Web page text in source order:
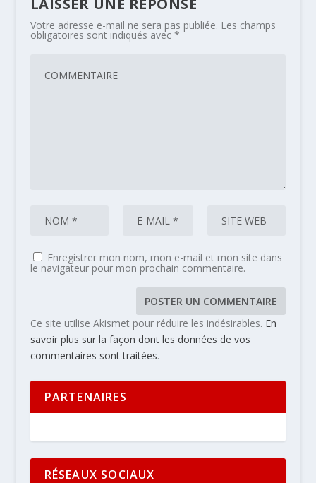
Votre adresse e-mail ne sera pas publiée. Les champs
obligatoires sont indiqués avec *
Enregistrer mon nom, mon e-mail et mon site dans
le navigateur pour mon prochain commentaire.
Ce site utilise Akismet pour réduire les indésirables. En
savoir plus sur la façon dont les données de vos
commentaires sont traitées.
PARTENAIRES
RÉSEAUX SOCIAUX